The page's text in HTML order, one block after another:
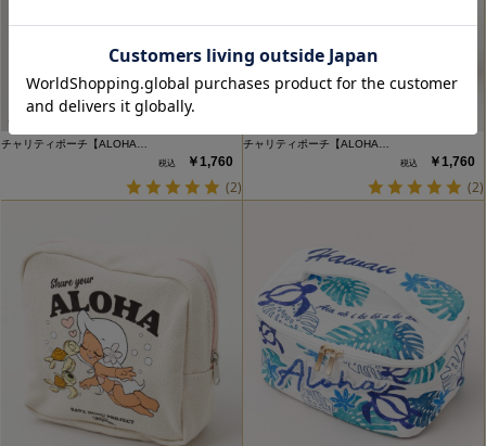
チャリティポーチ【ALOHA…
￥1,760
(2)
チャリティポーチ【ALOHA…
￥1,760
(2)